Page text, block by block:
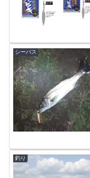
シーバス
釣り